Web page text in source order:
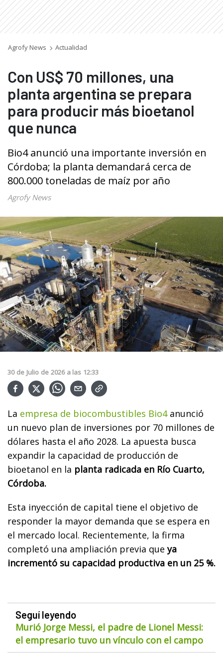
Agrofy News Actualidad
Con US$ 70 millones, una
planta argentina se prepara
para producir más bioetanol
que nunca
Bio4 anunció una importante inversión en
Córdoba; la planta demandará cerca de
800.000 toneladas de maíz por año
Agrofy News
30 de Julio de 2026 a las 12:33
La empresa de biocombustibles Bio4anunció
un nuevo plan de inversiones por 70 millones de
dólares hasta el año 2028. La apuesta busca
expandir la capacidad de producción de
bioetanol en la planta radicada en Río Cuarto,
Córdoba.
Esta inyección de capital tiene el objetivo de
responder la mayor demanda que se espera en
el mercado local. Recientemente, la firma
completó una ampliación previa queya
incrementó su capacidad productiva en un 25 %.
Seguí leyendo
Murió Jorge Messi, el padre de Lionel Messi:
el empresario tuvo un vínculo con el campo